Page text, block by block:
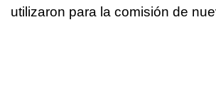
utilizaron para la comisión de